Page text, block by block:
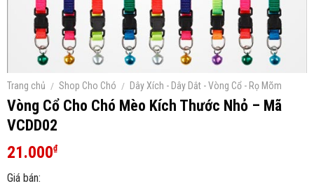
Trang chủ / Shop Cho Chó / Dây Xích - Dây Dắt - Vòng Cổ - Rọ Mõm
Vòng Cổ Cho Chó Mèo Kích Thước Nhỏ – Mã
VCDD02
21.000₫
Giá bán: